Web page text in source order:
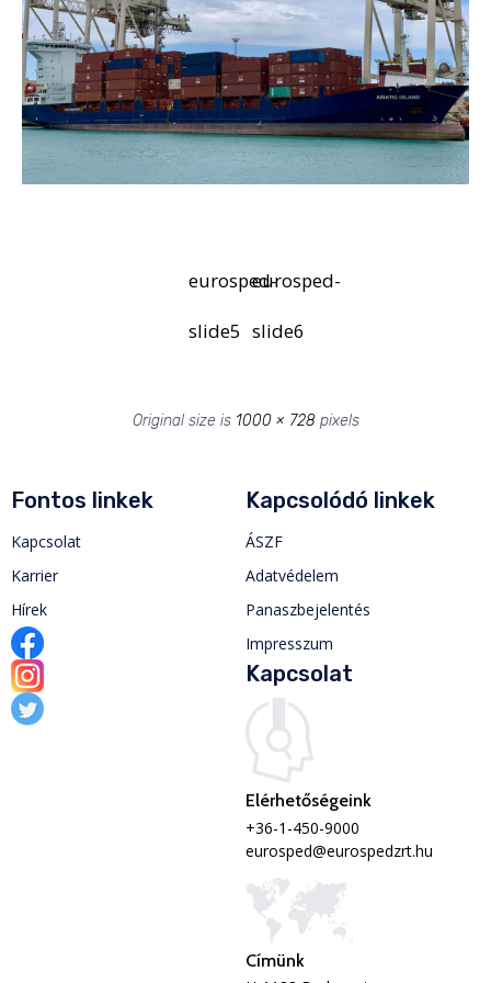
eurosped-
slide5
eurosped-
slide6
Original size is 1000 × 728pixels
Fontos linkek
Kapcsolat
Karrier
Hírek
Kapcsolódó linkek
ÁSZF
Adatvédelem
Panaszbejelentés
Impresszum
Kapcsolat
Elérhetőségeink
+36-1-450-9000
eurosped@eurospedzrt.hu
Címünk